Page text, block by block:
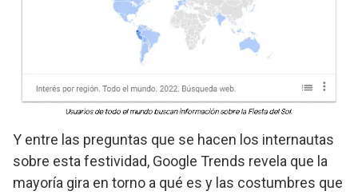
Y entre las preguntas que se hacen los internautas
sobre esta festividad, Google Trends revela que la
mayoría gira en torno a qué es y las costumbres que